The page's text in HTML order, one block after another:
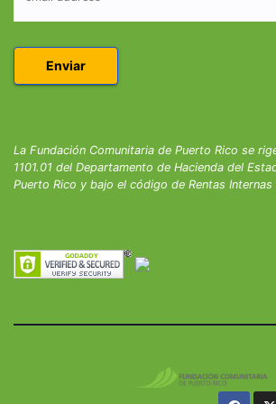
La Fundación Comunitaria de Puerto Rico se
1101.01 del Departamento de Hacienda del
Puerto Rico y bajo el código de Rentas